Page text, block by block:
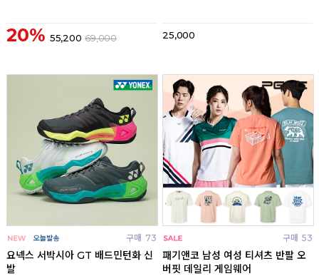
20% 55,200 69,000 25,000
구매 73
요넥스 서박시아 GT 배드민턴화 신
발
구매 53
패기앤코 남성 여성 티셔츠 반팔 오
버핏 데일리 게임웨어